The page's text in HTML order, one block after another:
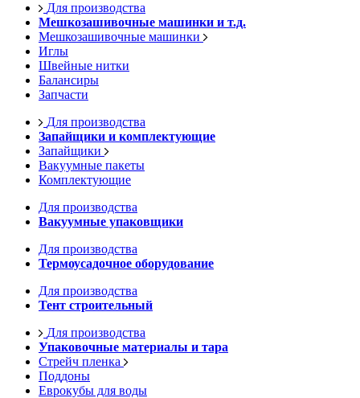
Для производства
Мешкозашивочные машинки и т.д.
Мешкозашивочные машинки
Иглы
Швейные нитки
Балансиры
Запчасти
Для производства
Запайщики и комплектующие
Запайщики
Вакуумные пакеты
Комплектующие
Для производства
Вакуумные упаковщики
Для производства
Термоусадочное оборудование
Для производства
Тент строительный
Для производства
Упаковочные материалы и тара
Стрейч пленка
Поддоны
Еврокубы для воды